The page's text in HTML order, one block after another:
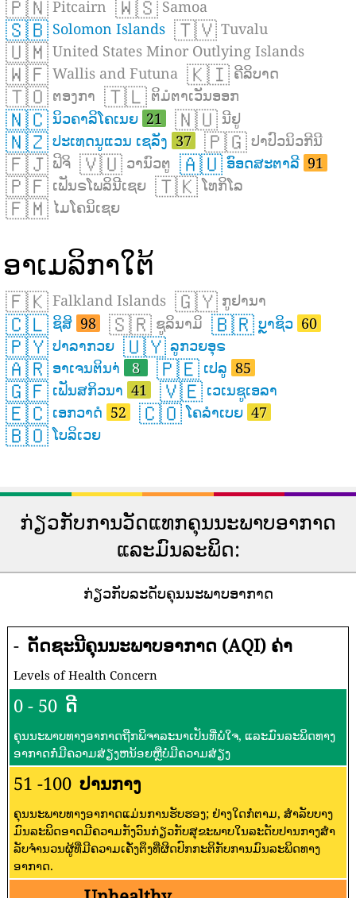
🇵🇳 Pitcairn 🇼🇸 Samoa
🇸🇧 Solomon Islands 🇹🇻 Tuvalu
🇺🇲 United States Minor Outlying Islands
🇼🇫 Wallis and Futuna 🇰🇮 ຄີລິບາດ
🇹🇴 ຕອງກາ 🇹🇱 ຕິມໍຕາເວັນອອກ
🇳🇨 ນິວຄາລິໂຄເນຍ 21 🇳🇺 ນີຢູ
🇳🇿 ປະເທດນູແວນ ເຊລັງ 37 🇵🇬 ປາປົວນິວກີນີ
🇫🇯 ຟິຈິ 🇻🇺 ວານົວຕູ 🇦🇺 ອົອດສະຕາລີ 91
🇵🇫 ເຟັນຣໂພລິນີເຊຍ 🇹🇰ໂທກິໂລ
🇫🇲 ໄມໂຄນິເຊຍ
ອາເມລິກາໃຕ້
🇫🇰 Falkland Islands 🇬🇾 ກູຢານາ
🇨🇱 ຊິສິ 98 🇸🇷 ຊູລິນາມິ 🇧🇷 ບຼາຊິວ 60
🇵🇾 ປາລາກວຍ 🇺🇾 ລູກວຍອຸຣ
🇦🇷 ອາເຈນຕິນາ່ 8 🇵🇪 ເປລູ 85
🇬🇫 ເຟັນສກິວນາ 41 🇻🇪 ເວເນຊູເອລາ
🇪🇨 ເອກວາດໍ 52 🇨🇴ໂຄລຳເບຍ 47
🇧🇴ໂບລິເວຍ
ກ່ຽວກັບການວັດແທກຄຸນນະພາບອາກາດ
ແລະມົນລະພິດ:
ກ່ຽວກັບລະດັບຄຸນນະພາບອາກາດ
- ດັດຊະນີຄຸນນະພາບອາກາດ (AQI) ຄ່າ
Levels of Health Concern
0 - 50 ດີ
ຄຸນນະພາບທາງອາກາດຖືກພິຈາລະນາເປັນທີ່ພໍໃຈ, ແລະມົນລະພິດທາງ
ອາກາດກໍ່ມີຄວາມສ່ຽງຫນ້ອຍຫຼືບໍ່ມີຄວາມສ່ຽງ
51 -100 ປານກາງ
ຄຸນນະພາບທາງອາກາດແມ່ນການຮັບຮອງ; ຢ່າງໃດກໍ່ຕາມ, ສໍາລັບບາງ
ມົນລະພິດອາດມີຄວາມກັງວົນກ່ຽວກັບສຸຂະພາບໃນລະດັບປານກາງສໍາ
ລັບຈໍານວນຜູ້ທີ່ມີຄວາມເຄັ່ງຕຶງທີ່ຜິດປົກກະຕິກັບການມົນລະພິດທາງ
ອາກາດ.